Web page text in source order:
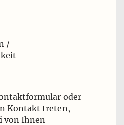
/
oder
Kontakt treten,
von Ihnen